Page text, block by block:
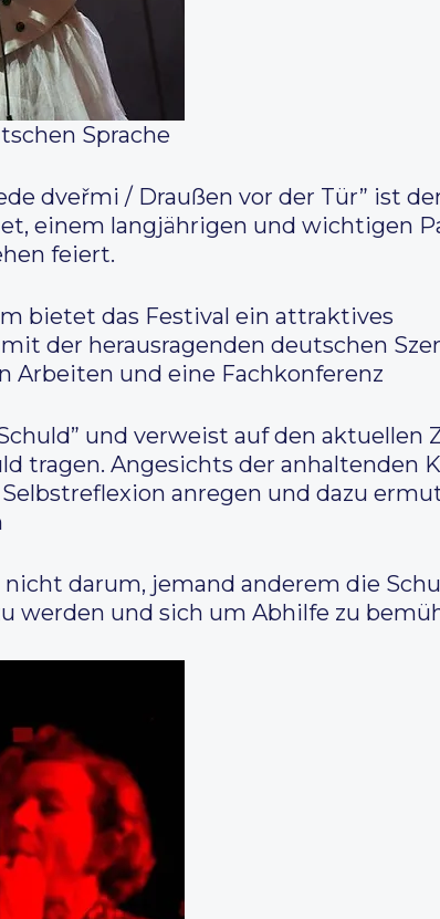
Sprache
dveřmi / Draußen vor der Tür” ist
einem langjährigen und wichtigen
feiert.
bietet das Festival ein attraktives
der herausragenden deutschen
Arbeiten und eine Fachkonferenz
und verweist auf den aktuellen
tragen. Angesichts der anhaltenden
anregen und dazu
darum, jemand anderem die
werden und sich um Abhilfe zu